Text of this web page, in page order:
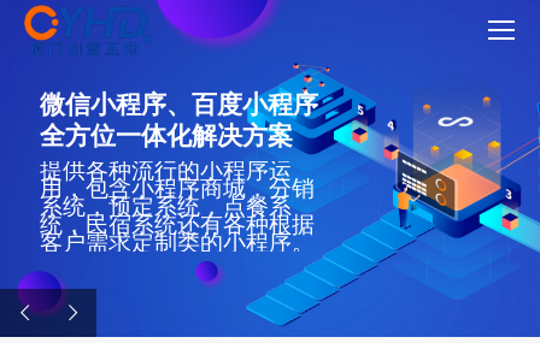
微信小程序、百度小程序
全方位一体化解决方案
提供各种流行的小程序运
用，包含小程序商城，分销
系统，预定系统，点餐系
统，民宿系统还有各种根据
客户需求定制类的小程序。